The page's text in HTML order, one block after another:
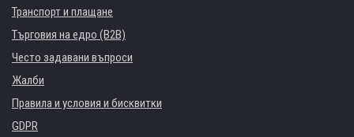
Транспорт и плащане
Търговия на едро (B2B)
Често задавани въпроси
Жалби
Правила и условия и бисквитки
GDPR